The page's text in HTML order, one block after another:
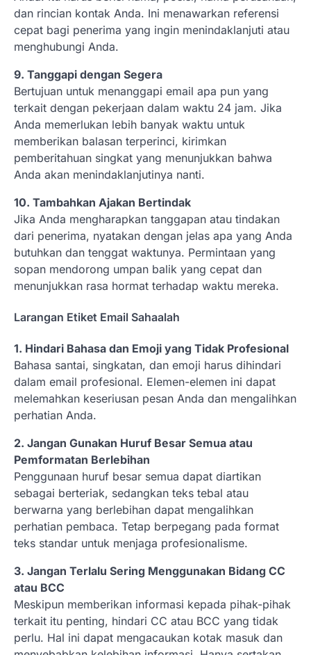
dan rincian kontak Anda. Ini menawarkan referensi
cepat bagi penerima yang ingin menindaklanjuti atau
menghubungi Anda.
9. Tanggapi dengan Segera
Bertujuan untuk menanggapi email apa pun yang
terkait dengan pekerjaan dalam waktu 24 jam. Jika
Anda memerlukan lebih banyak waktu untuk
memberikan balasan terperinci, kirimkan
pemberitahuan singkat yang menunjukkan bahwa
Anda akan menindaklanjutinya nanti.
10. Tambahkan Ajakan Bertindak
Jika Anda mengharapkan tanggapan atau tindakan
dari penerima, nyatakan dengan jelas apa yang Anda
butuhkan dan tenggat waktunya. Permintaan yang
sopan mendorong umpan balik yang cepat dan
menunjukkan rasa hormat terhadap waktu mereka.
Larangan Etiket Email Sahaalah
1. Hindari Bahasa dan Emoji yang Tidak Profesional
Bahasa santai, singkatan, dan emoji harus dihindari
dalam email profesional. Elemen-elemen ini dapat
melemahkan keseriusan pesan Anda dan mengalihkan
perhatian Anda.
2. Jangan Gunakan Huruf Besar Semua atau
Pemformatan Berlebihan
Penggunaan huruf besar semua dapat diartikan
sebagai berteriak, sedangkan teks tebal atau
berwarna yang berlebihan dapat mengalihkan
perhatian pembaca. Tetap berpegang pada format
teks standar untuk menjaga profesionalisme.
3. Jangan Terlalu Sering Menggunakan Bidang CC
atau BCC
Meskipun memberikan informasi kepada pihak-pihak
terkait itu penting, hindari CC atau BCC yang tidak
perlu. Hal ini dapat mengacaukan kotak masuk dan